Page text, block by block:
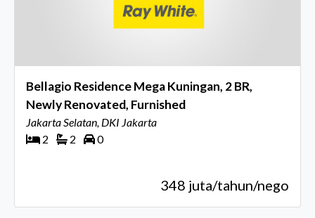
Bellagio Residence Mega Kuningan, 2 BR,
Newly Renovated, Furnished
Jakarta Selatan, DKI Jakarta
2
2 0
348 juta/tahun/nego